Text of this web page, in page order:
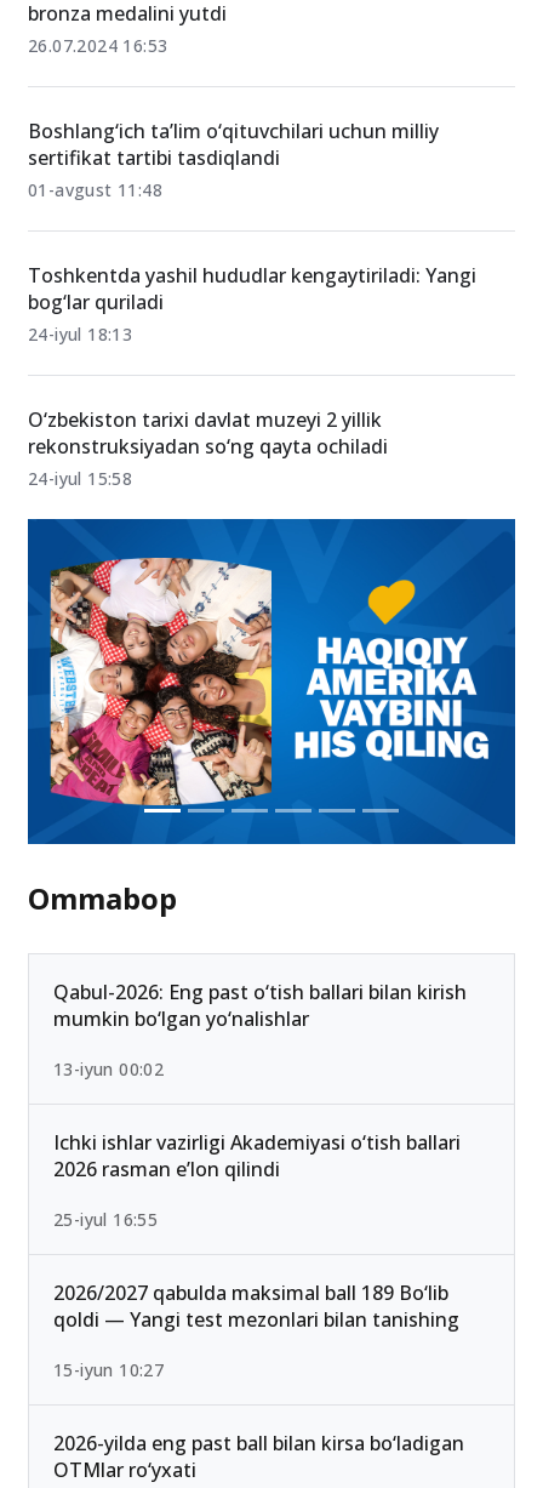
bronza medalini yutdi
26.07.2024 16:53
Boshlang‘ich ta’lim o‘qituvchilari uchun milliy
sertifikat tartibi tasdiqlandi
01-avgust 11:48
Toshkentda yashil hududlar kengaytiriladi: Yangi
bog‘lar quriladi
24-iyul 18:13
O‘zbekiston tarixi davlat muzeyi 2 yillik
rekonstruksiyadan so‘ng qayta ochiladi
24-iyul 15:58
Ommabop
Qabul-2026: Eng past o‘tish ballari bilan kirish
mumkin bo‘lgan yo‘nalishlar
13-iyun 00:02
Ichki ishlar vazirligi Akademiyasi o‘tish ballari
2026 rasman e’lon qilindi
25-iyul 16:55
2026/2027 qabulda maksimal ball 189 Bo‘lib
qoldi — Yangi test mezonlari bilan tanishing
15-iyun 10:27
2026-yilda eng past ball bilan kirsa bo‘ladigan
OTMlar ro‘yxati